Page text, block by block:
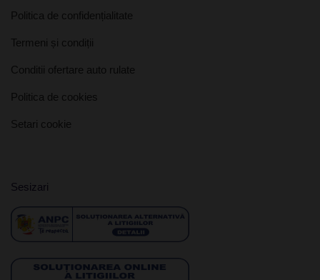
Politica de confidențialitate
Termeni și condiții
Conditii ofertare auto rulate
Politica de cookies
Setari cookie
Sesizari